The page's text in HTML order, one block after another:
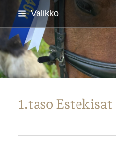
Siirry
sivun
sisältöön
Valikko
1.taso